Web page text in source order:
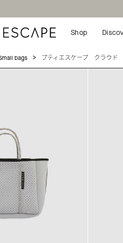
Shop
bags > プティエスケープ クラウド